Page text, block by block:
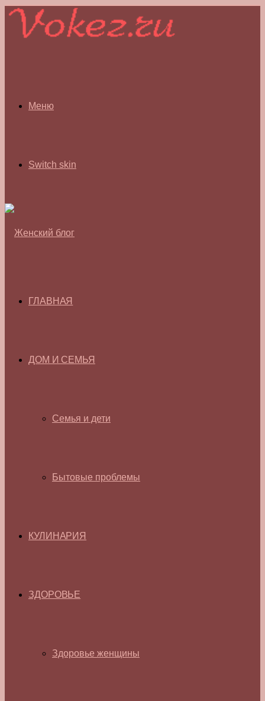
Меню
Switch skin
ГЛАВНАЯ
ДОМ И СЕМЬЯ
Семья и дети
Бытовые проблемы
КУЛИНАРИЯ
ЗДОРОВЬЕ
Здоровье женщины